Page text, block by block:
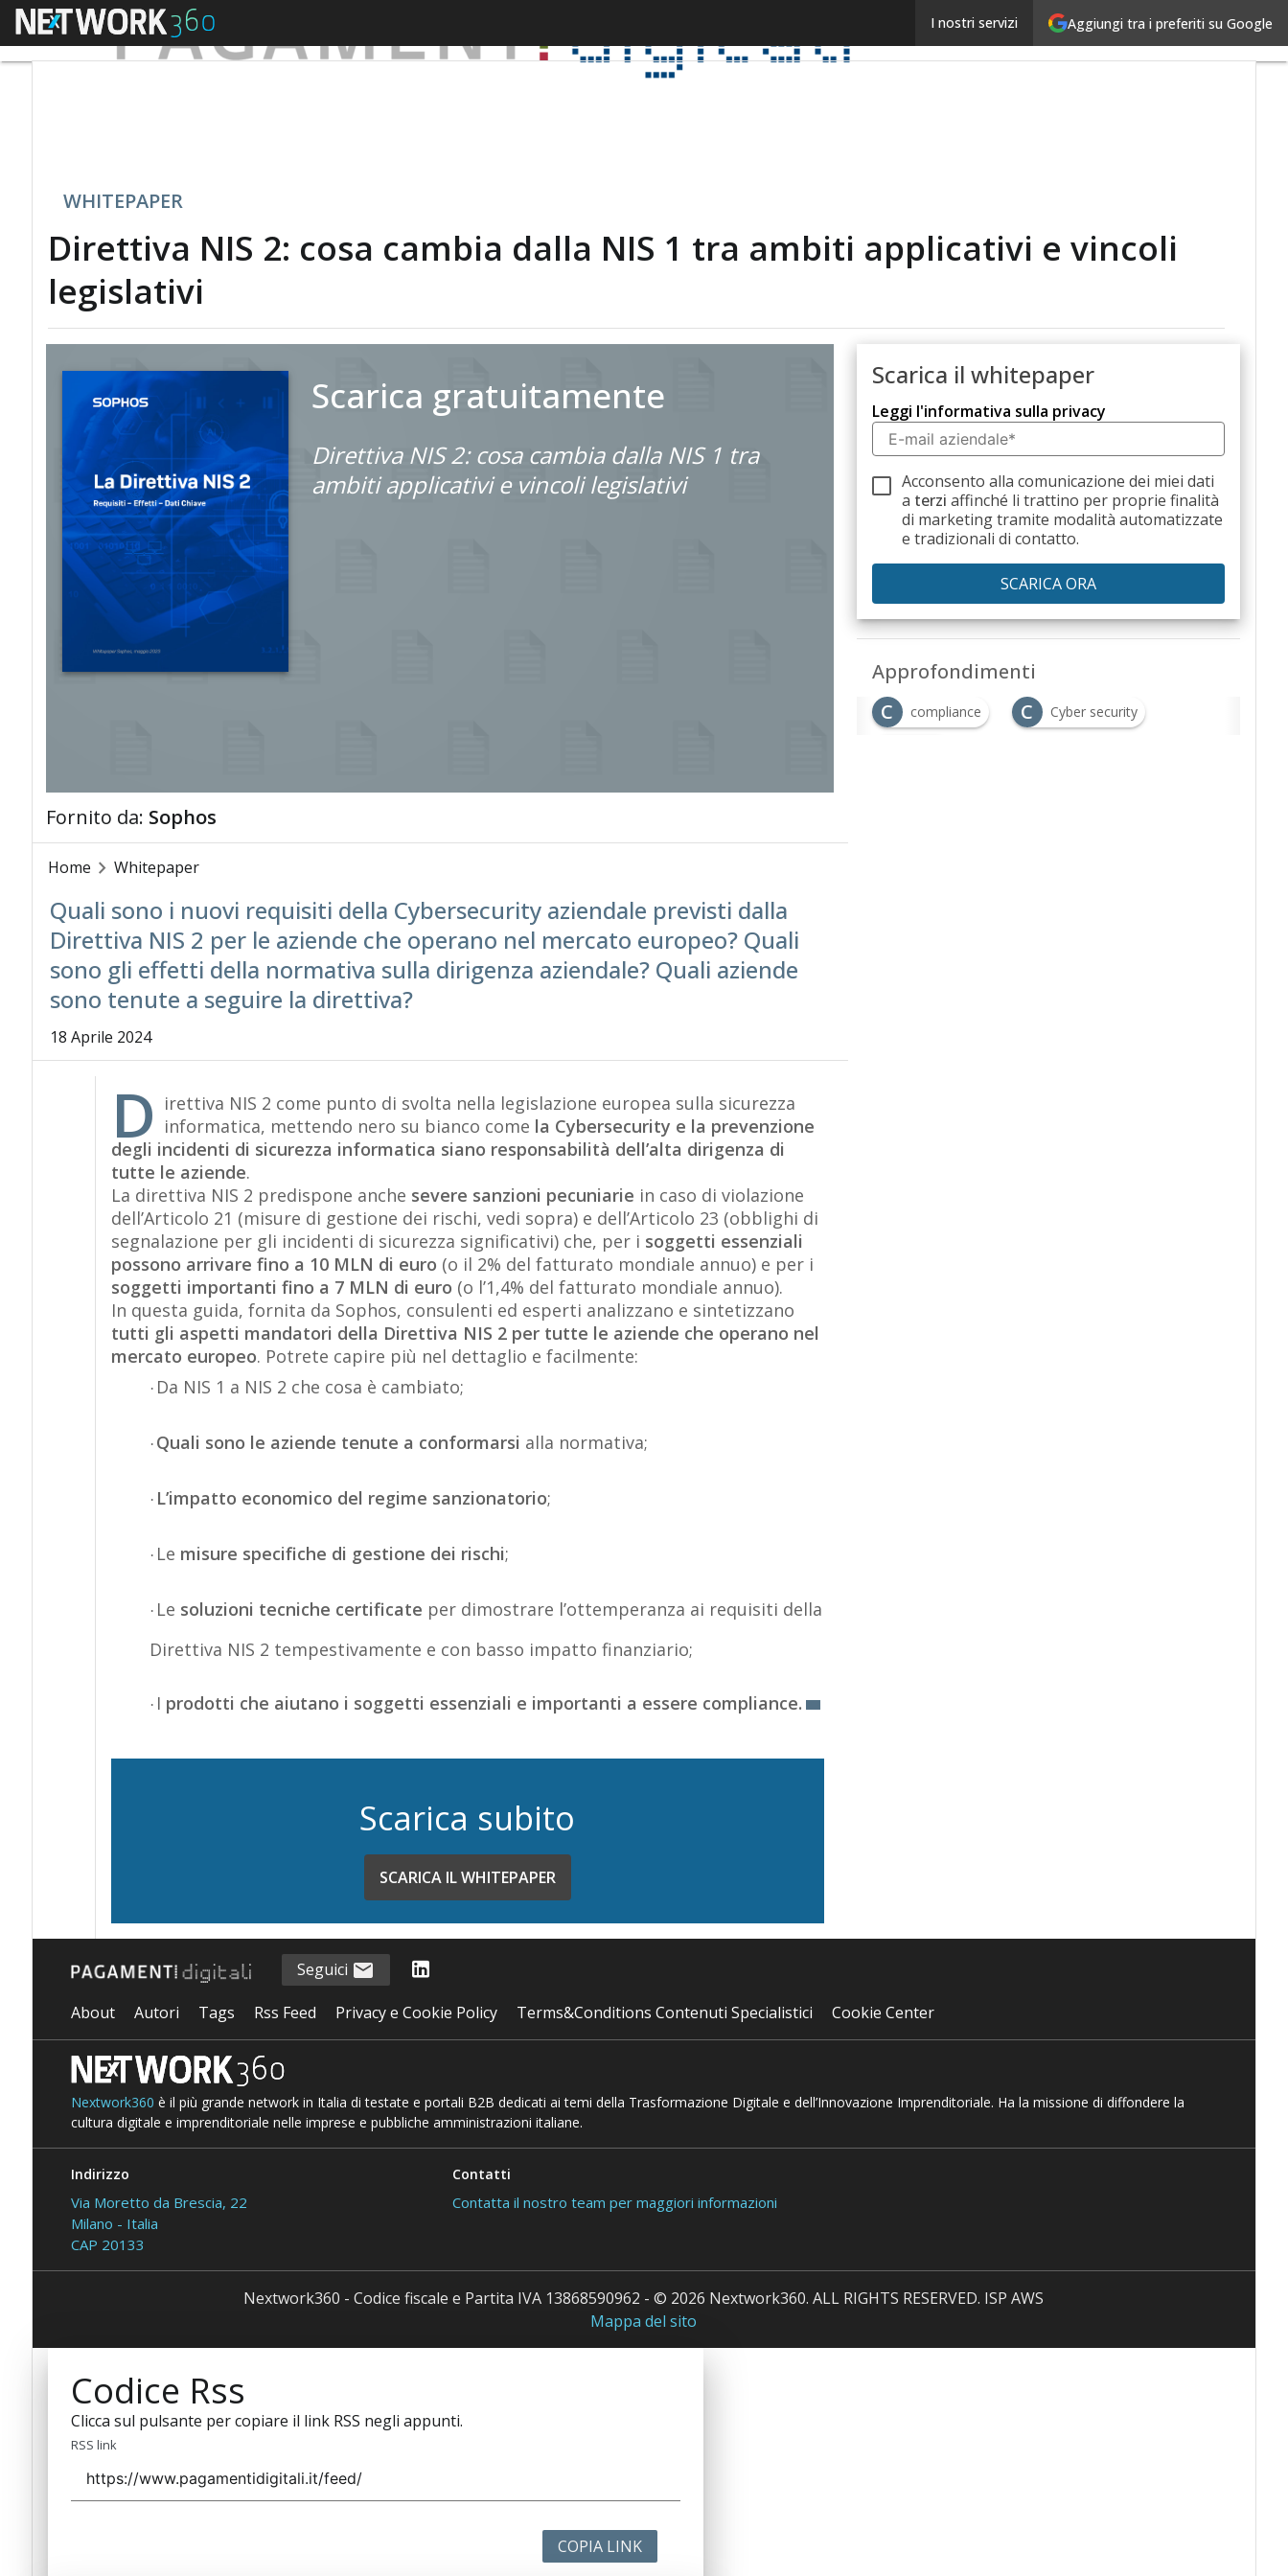
Aggiungi tra i preferiti su Google
I nostri servizi
Menu Direttiva NIS 2: cosa cambia dalla NIS 1 tra ambiti
WHITEPAPER
Direttiva NIS 2: cosa cambia dalla NIS 1 tra ambiti applicativi e vincoli
legislativi
Scarica gratuitamente
Direttiva NIS 2: cosa cambia dalla NIS 1 tra
ambiti applicativi e vincoli legislativi
Fornito da: Sophos
Home Whitepaper
Quali sono i nuovi requisiti della Cybersecurity aziendale previsti dalla
Direttiva NIS 2 per le aziende che operano nel mercato europeo? Quali
sono gli effetti della normativa sulla dirigenza aziendale? Quali aziende
sono tenute a seguire la direttiva?
18 Aprile 2024
D irettiva NIS 2 come punto di svolta nella legislazione europea sulla sicurezza
informatica, mettendo nero su bianco come la Cybersecurity e la prevenzione
degli incidenti di sicurezza informatica siano responsabilità dell’alta dirigenza di
tutte le aziende.
La direttiva NIS 2 predispone anche severe sanzioni pecuniarie in caso di violazione
dell’Articolo 21 (misure di gestione dei rischi, vedi sopra) e dell’Articolo 23 (obblighi di
segnalazione per gli incidenti di sicurezza significativi) che, per i soggetti essenziali
possono arrivare fino a 10 MLN di euro (o il 2% del fatturato mondiale annuo) e per i
soggetti importanti fino a 7 MLN di euro (o l’1,4% del fatturato mondiale annuo).
In questa guida, fornita da Sophos, consulenti ed esperti analizzano e sintetizzano
tutti gli aspetti mandatori della Direttiva NIS 2 per tutte le aziende che operano nel
mercato europeo. Potrete capire più nel dettaglio e facilmente:
· Da NIS 1 a NIS 2 che cosa è cambiato;
· Quali sono le aziende tenute a conformarsi alla normativa;
· L’impatto economico del regime sanzionatorio;
· Le misure specifiche di gestione dei rischi;
· Le soluzioni tecniche certificate per dimostrare l’ottemperanza ai requisiti della
Direttiva NIS 2 tempestivamente e con basso impatto finanziario;
· I prodotti che aiutano i soggetti essenziali e importanti a essere compliance.
Scarica subito
SCARICA IL WHITEPAPER
Scarica il whitepaper
Leggi l'informativa sulla privacy
Acconsento alla comunicazione dei miei dati
a terzi affinché li trattino per proprie finalità
di marketing tramite modalità automatizzate
e tradizionali di contatto.
Approfondimenti
C
compliance C Cyber security
Seguici
About Autori Tags Rss Feed Privacy e Cookie Policy Terms&Conditions Contenuti Specialistici Cookie Center
Nextwork360 è il più grande network in Italia di testate e portali B2B dedicati ai temi della Trasformazione Digitale e dell’Innovazione Imprenditoriale. Ha la missione di diffondere la
cultura digitale e imprenditoriale nelle imprese e pubbliche amministrazioni italiane.
Indirizzo
Via Moretto da Brescia, 22
Milano - Italia
CAP 20133
Contatti
Contatta il nostro team per maggiori informazioni
Nextwork360 - Codice fiscale e Partita IVA 13868590962 - © 2026 Nextwork360. ALL RIGHTS RESERVED. ISP AWS
Mappa del sito
Codice Rss
Clicca sul pulsante per copiare il link RSS negli appunti.
RSS link
COPIA LINK